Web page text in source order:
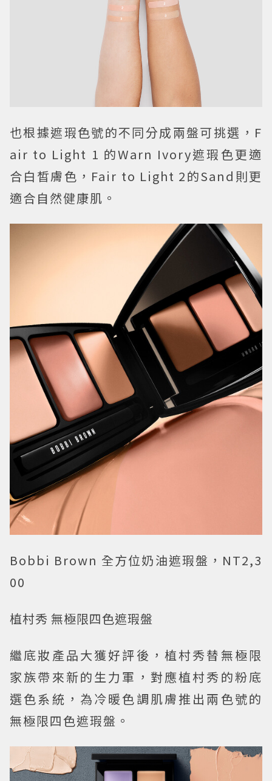
也根據遮瑕色號的不同分成兩盤可挑選，F
air to Light 1 的Warn Ivory遮瑕色更適
合白皙膚色，Fair to Light 2的Sand則更
適合自然健康肌。
Bobbi Brown 全方位奶油遮瑕盤，NT2,3
00
植村秀 無極限四色遮瑕盤
繼底妝產品大獲好評後，植村秀替無極限
家族帶來新的生力軍，對應植村秀的粉底
選色系統，為冷暖色調肌膚推出兩色號的
無極限四色遮瑕盤。